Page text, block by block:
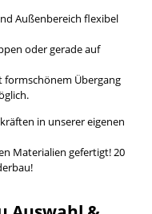
Außenbereich flexibel
oder gerade auf
Übergang
in unserer eigenen
Materialien gefertigt! 20